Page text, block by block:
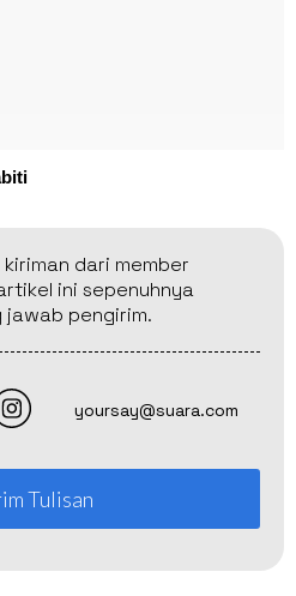
dari member
ini sepenuhnya
jawab pengirim.
yoursay@suara.com
Tulisan